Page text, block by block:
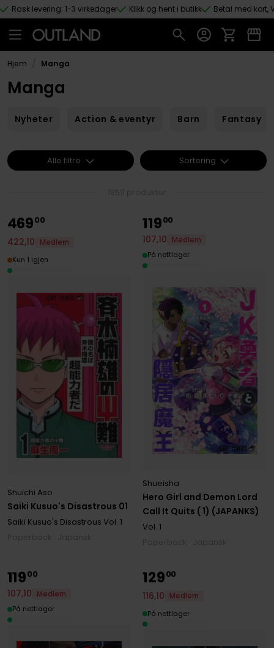
Hopp til hovedinnhold
Rask levering: 1-3 virkedager Klikk og hent i butikk Betal med kort,
Hjem Manga
Manga
Nyheter Action & eventyr Barn Fantasy
Saiki Kusuo's Disastrous 01
Shuichi Aso
Saiki Kusuo's Disastrous Vol. 1
46900
422,10
Medlem
Kun 1 igjen
Hero Girl and Demon Lord
Call It Quits ( 1) (JAPANKS)
Shueisha
Vol. 1
11900
107,10
Medlem
På nettlager
11900
107,10
Medlem
På nettlager
12900
116,10
Medlem
På nettlager
Alle filtre Sortering